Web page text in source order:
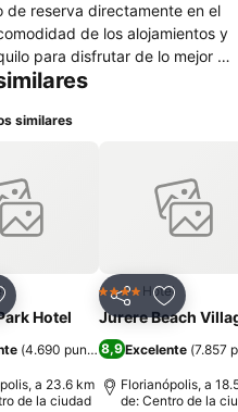
de reserva directamente en el
de los alojamientos y
para disfrutar de lo mejor de
recepción personalizado las 24
su familia en Florianópolis.
todavía cuentan con
cocina, nevera y lavabo con
conocida por su naturaleza
como mejor relación
y hoteles en Florianópolis. Las
se coronan con una atención
disponible para su compra
viaje en Florianópolis y
económico con todo el confort
similares
a favoritos
Hotel
(4.690 puntuaciones)
a 23.6 km
de la ciudad
CompartirAgregar
4 EstrellasHotel
Jurere Beach
8,9Excelente (7.857
Florianópolis, a
de: Centro de la